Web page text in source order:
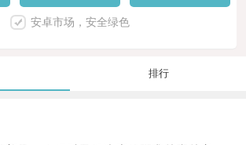
安卓市场，安全绿色
排行